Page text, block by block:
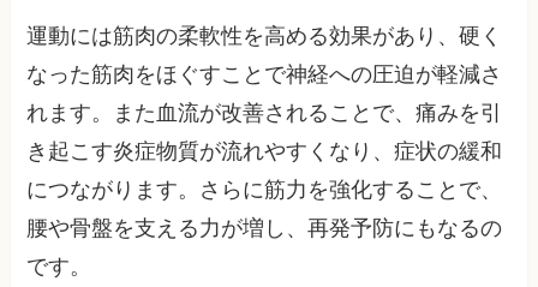
運動には筋肉の柔軟性を高める効果があり、硬く
なった筋肉をほぐすことで神経への圧迫が軽減さ
れます。また血流が改善されることで、痛みを引
き起こす炎症物質が流れやすくなり、症状の緩和
につながります。さらに筋力を強化することで、
腰や骨盤を支える力が増し、再発予防にもなるの
です。